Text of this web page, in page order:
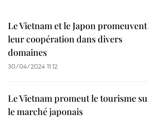
Le Vietnam et le Japon promeuvent
leur coopération dans divers
domaines
30/04/2024 11:12
Le Vietnam promeut le tourisme
le marché japonais